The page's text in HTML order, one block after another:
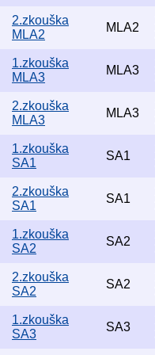
2.zkouška
MLA2
MLA2
1.zkouška
MLA3
MLA3
2.zkouška
MLA3
MLA3
1.zkouška
SA1
SA1
2.zkouška
SA1
SA1
1.zkouška
SA2
SA2
2.zkouška
SA2
SA2
1.zkouška
SA3
SA3